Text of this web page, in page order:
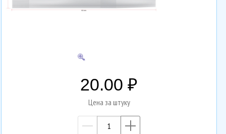
20.00
Цена за штуку
—